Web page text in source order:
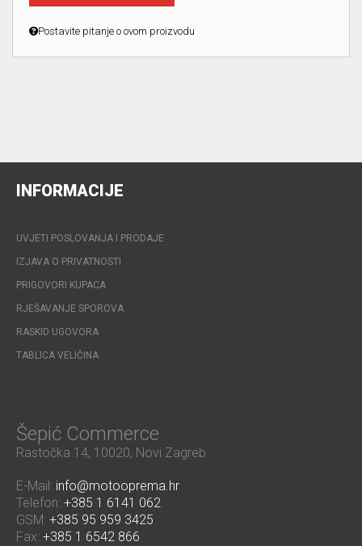
Postavite pitanje o ovom proizvodu
INFORMACIJE
UVJETI POSLOVANJA I PRODAJE
IZJAVA O PRIVATNOSTI
PRIGOVORI KUPACA
RJEŠAVANJE SPOROVA
RASKID UGOVORA
TABLICA VELIČINA
Šepić Commerce
Rastočka 14, 10020, Novi Zagreb
E-Mail: info@motooprema.hr
Telefon: +385 1 6141 062
GSM: +385 95 959 3425
Fax: +385 1 6542 866